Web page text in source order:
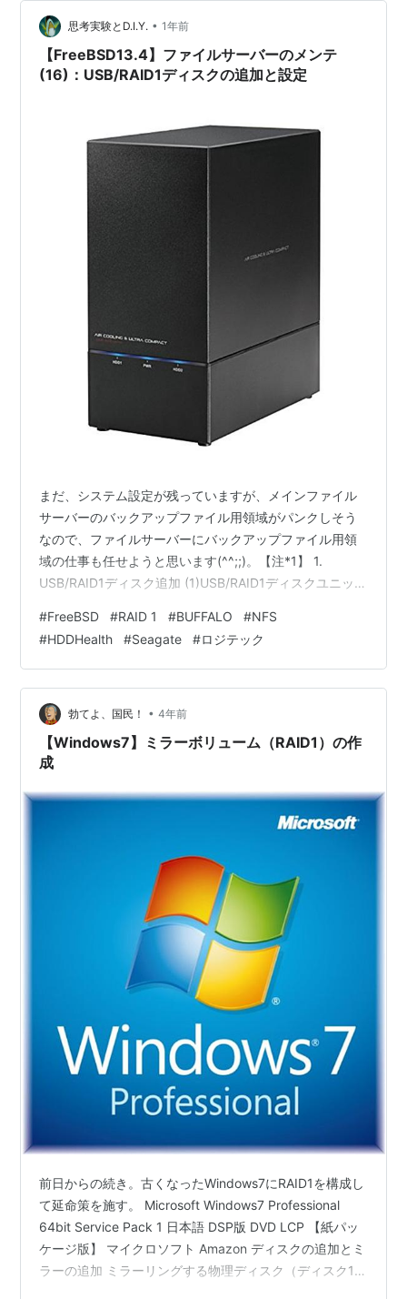
（QTS） ： コントールパネル＞＞ストレージ＆スナ…
思考実験とD.I.Y. • 1年前
【FreeBSD13.4】ファイルサーバーのメンテ
(16)：USB/RAID1ディスクの追加と設定
まだ、システム設定が残っていますが、メインファイル
サーバーのバックアップファイル用領域がパンクしそう
なので、ファイルサーバーにバックアップファイル用領
域の仕事も任せようと思います(^^;;)。【注*1】 1.
USB/RAID1ディスク追加 (1)USB/RAID1ディスクユニット
ィスクの初期化 2. USB/RAID1ディスクの設定 (1)fstabの
修正 (2)マウントスクリプトの追加 (3)/etc/exportsの修
正 出典・引用・備考 1. USB/RAID1ディスク追加
(1)USB/RAID1ディスクユニット準備…
#FreeBSD #RAID 1 #BUFFALO #NFS
#HDDHealth #Seagate #ロジテック
勃てよ、国民！ • 4年前
【Windows7】ミラーボリューム（RAID1）の作
成
前日からの続き。古くなったWindows7にRAID1を構成し
て延命策を施す。 Microsoft Windows7 Professional
64bit Service Pack 1 日本語 DSP版 DVD LCP 【紙パッ
ケージ版】 マイクロソフト Amazon ディスクの追加とミ
ラーの追加 ミラーリングする物理ディスク（ディスク1）